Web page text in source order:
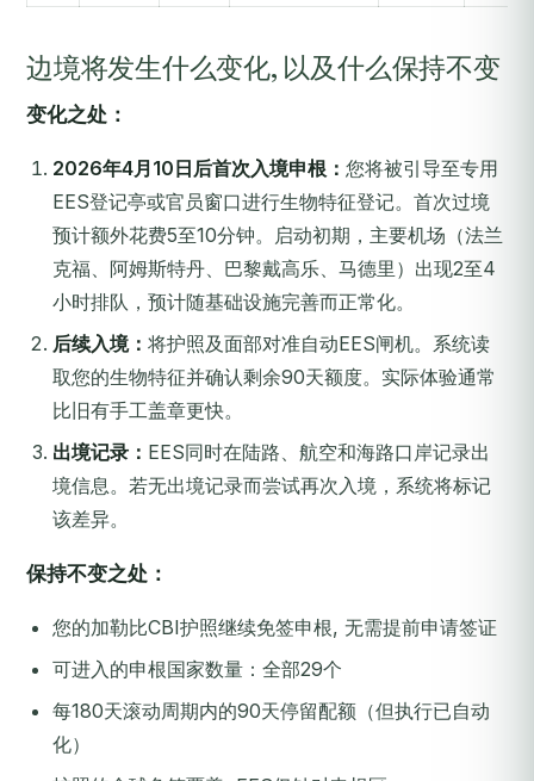
边境将发生什么变化, 以及什么保持不变
变化之处：
2026年4月10日后首次入境申根： 您将被引导至专用
EES登记亭或官员窗口进行生物特征登记。首次过境
预计额外花费5至10分钟。启动初期，主要机场（法兰
克福、阿姆斯特丹、巴黎戴高乐、马德里）出现2至4
小时排队，预计随基础设施完善而正常化。
后续入境： 将护照及面部对准自动EES闸机。系统读
取您的生物特征并确认剩余90天额度。实际体验通常
比旧有手工盖章更快。
出境记录： EES同时在陆路、航空和海路口岸记录出
境信息。若无出境记录而尝试再次入境，系统将标记
该差异。
保持不变之处：
您的加勒比CBI护照继续免签申根, 无需提前申请签证
可进入的申根国家数量：全部29个
每180天滚动周期内的90天停留配额（但执行已自动
化）